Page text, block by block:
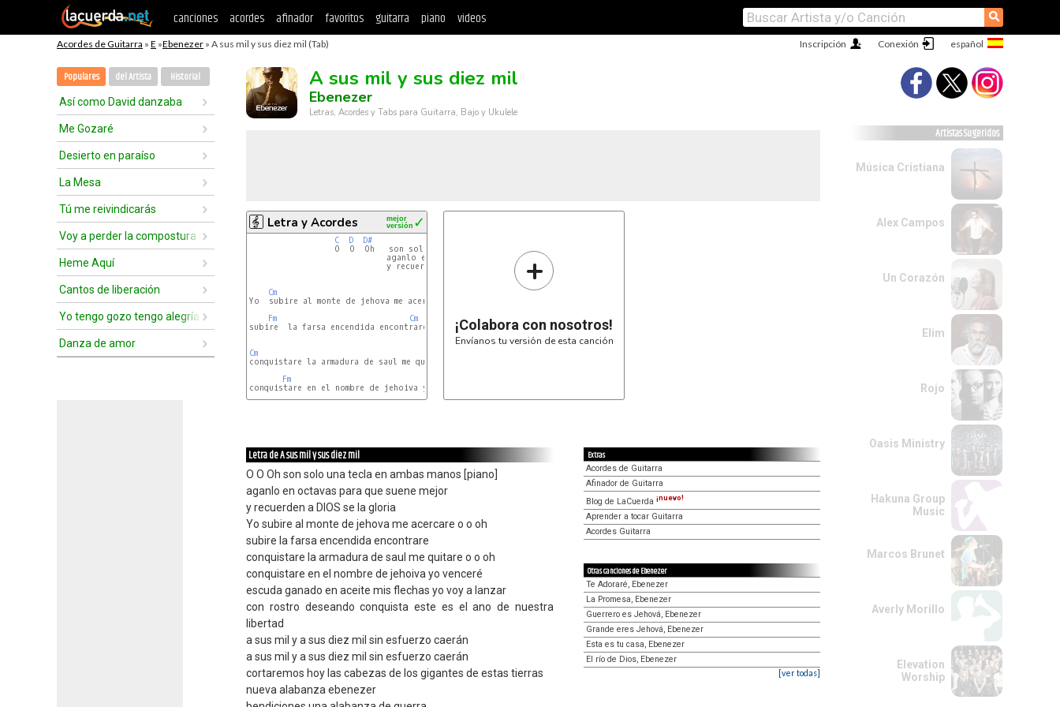
canciones acordes afinador favoritos guitarra piano videos ⚲
Acordes de Guitarra » E »Ebenezer » A sus mil y sus diez mil (Tab) Conexión
Inscripción
Populares del Artista Historial
Así como David danzaba
Me Gozaré
Desierto en paraíso
La Mesa
Tú me reivindicarás
Voy a perder la compostura delante de ti
Heme Aquí
Cantos de liberación
Yo tengo gozo tengo alegría
Danza de amor
A sus mil y sus diez mil
Ebenezer
Letras, Acordes y Tabs para Guitarra, Bajo y Ukulele
Letra y Acordes ✓
mejor
versión
C D
D#
                  O  O  Oh   son solo una tecla en ambas manos [piano]
                             aganlo en octavas para que suene mejor
                             y recuerden a DIOS se la gloria
Cm
Yo  subire al monte de jehova me acercare o  o  oh
Fm
Cm
subire  la farsa encendida encontrare
Cm
conquistare la armadura de saul me quitare o  o  oh
Fm
conquistare en el nombre de jehoiva yo venceré
+
¡Colabora con nosotros!
Envíanos tu versión de esta canción
Letra de A sus mil y sus diez mil
O O Oh son solo una tecla en ambas manos [piano]
aganlo en octavas para que suene mejor
y recuerden a DIOS se la gloria
Yo subire al monte de jehova me acercare o o oh
subire la farsa encendida encontrare
conquistare la armadura de saul me quitare o o oh
conquistare en el nombre de jehoiva yo venceré
escuda ganado en aceite mis flechas yo voy a lanzar
con rostro deseando conquista este es el ano de nuestra
libertad
a sus mil y a sus diez mil sin esfuerzo caerán
a sus mil y a sus diez mil sin esfuerzo caerán
cortaremos hoy las cabezas de los gigantes de estas tierras
nueva alabanza ebenezer
Extras
Acordes de Guitarra
Afinador de Guitarra
Blog de LaCuerda ¡nuevo!
Aprender a tocar Guitarra
Acordes Guitarra
Otras canciones de Ebenezer
Te Adoraré, Ebenezer
La Promesa, Ebenezer
Guerrero es Jehová, Ebenezer
Grande eres Jehová, Ebenezer
Esta es tu casa, Ebenezer
El río de Dios, Ebenezer
[ver todas]
Artistas Sugeridos
Música Cristiana
Alex Campos
Un Corazón
Elim
Rojo
Oasis Ministry
Hakuna Group
Music
Marcos Brunet
Averly Morillo
Elevation
Worship